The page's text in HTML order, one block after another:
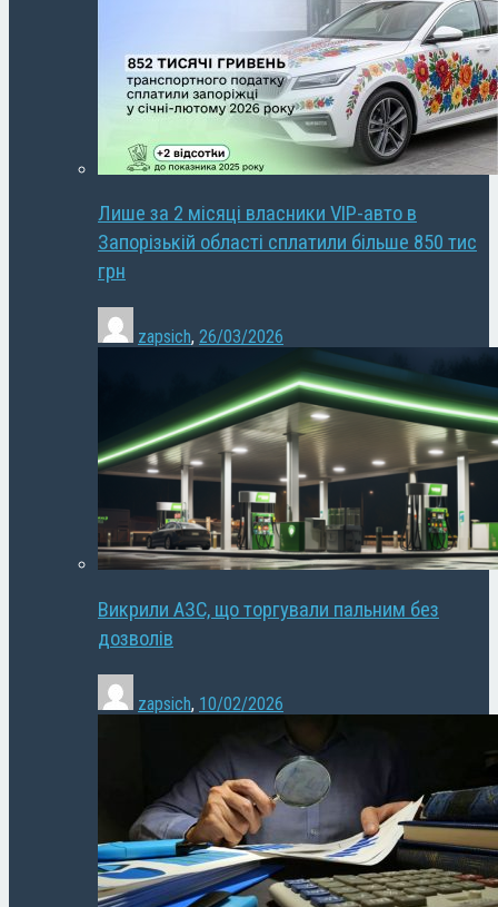
Лише за 2 місяці власники VIP-авто в
Запорізькій області сплатили більше 850 тис
грн
zapsich, 26/03/2026
Викрили АЗС, що торгували пальним без
дозволів
zapsich, 10/02/2026